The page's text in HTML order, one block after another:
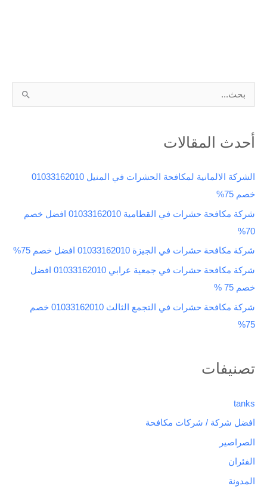
ب
ح
:
أحدث المقالات
الشركة الالمانية لمكافحة الحشرات في المنيل 01033162010
خصم 75%
شركة مكافحة حشرات في القطامية 01033162010 افضل خصم
70%
شركة مكافحة حشرات في الجيزة 01033162010 افضل خصم 75%
شركة مكافحة حشرات في جمعية عرابي 01033162010 افضل
خصم 75 %
شركة مكافحة حشرات في التجمع الثالث 01033162010 خصم
75%
تصنيفات
tanks
افضل شركة / شركات مكافحة
الصراصير
الفئران
المدونة